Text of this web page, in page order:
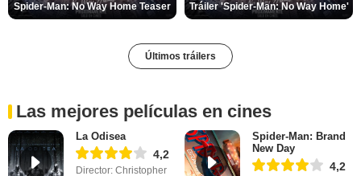
Spider-Man: No Way Home Teaser Tráiler 'Spider-Man: No Way Home'
Últimos tráilers
Las mejores películas en cines
La Odisea
4,2
Director: Christopher
Spider-Man: Brand
New Day
4,2